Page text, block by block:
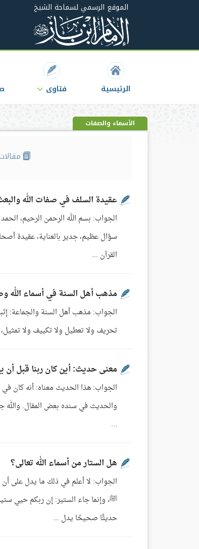
الموقع الرسمي لسماحة الشيخ
الرئيسية فتاوى
الأسماء والصفات
عقيدة السلف في صفات الله
الجواب: بسم الله الرحمن الرحيم،
سؤال عظيم، جدير بالعناية، عقيدة
القرآن ...
مذهب أهل السنة في أسماء الله
الجواب: مذهب أهل السنة والجماعة:
تحريف ولا تعطيل ولا تكييف ولا تمثيل، كما
معنى حديث: أين كان ربنا قبل أن
الجواب: هذا الحديث معناه: أنه كان
...
هل الستار من أسماء الله تعالى؟
الجواب: لا أعلم في ذلك ما يدل على
ﷺ، وإنما جاء الستير: إن ربكم حيي
حديثًا صحيحًا يدل ...